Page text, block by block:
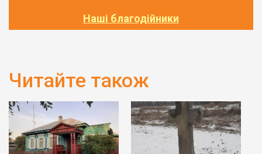
Наші благодійники
Читайте також